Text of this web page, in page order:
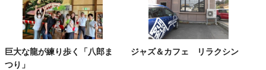
巨大な龍が練り歩く「八郎ま
つり」
ジャズ＆カフェ リラクシン